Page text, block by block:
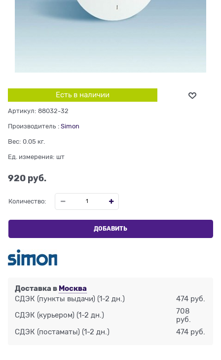
Есть в наличии
Артикул: 88032-32
Производитель : Simon
Вес: 0.05 кг.
Ед. измерения: шт
920 руб.
Количество:
ДОБАВИТЬ
Доставка в Москва
СДЭК (пункты выдачи) (1-2 дн.) 474 руб.
СДЭК (курьером) (1-2 дн.)
708
руб.
СДЭК (постаматы) (1-2 дн.) 474 руб.